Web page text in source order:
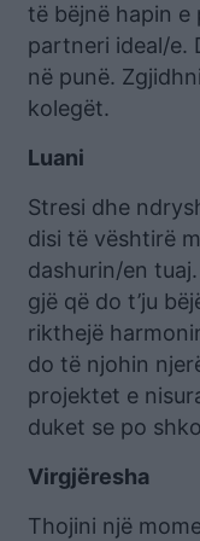
të bëjnë hapin e
partneri ideal/e.
në punë.
kolegët.
Luani
Stresi dhe
disi të vështirë
dashurin/en
gjë që do t’ju
rikthejë
do të njohin
projektet e
duket se po
Virgjëresha
Thojini një